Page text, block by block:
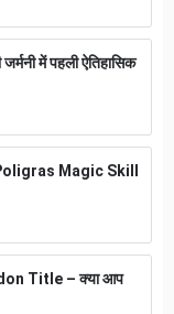
में पहली ऐतिहासिक
Poligras Magic Skill
Title – क्या आप